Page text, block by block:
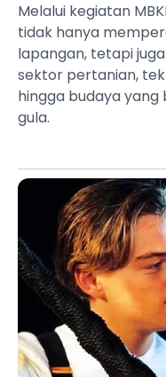
Melalui kegiatan
tidak hanya
lapangan, tetapi
sektor pertanian,
hingga budaya
gula.